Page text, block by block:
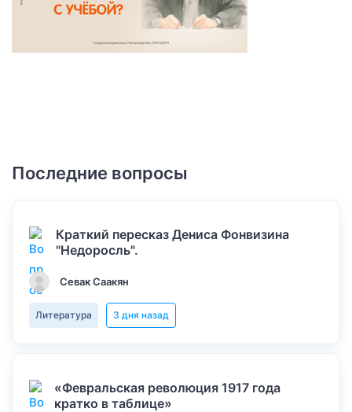
Последние вопросы
Краткий пересказ Дениса Фонвизина
"Недоросль".
Севак Саакян
Литература 3 дня назад
«Февральская революция 1917 года
кратко в таблице»